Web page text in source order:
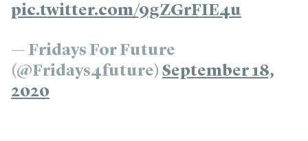
pic.twitter.com/9gZGrFIE4u
— Fridays For Future
(@Fridays4future) September 18,
2020